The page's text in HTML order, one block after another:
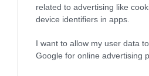
related to advertising like
device identifiers in apps.
I want to allow my user data
Google for online advertising
hala, a vizek igazi ura, amely
Legnépszerűbb